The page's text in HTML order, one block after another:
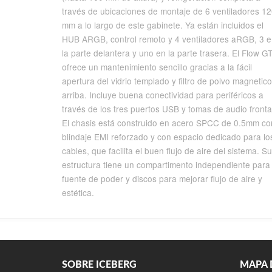
través de ubicaciones de montaje de 6 ventiladores
mm a lo largo de este gabinete. Ya están incluidos el
HUB ARGB, control remoto y 4 ventiladores aRGB, 3
la parte delantera y uno en la parte trasera. El Flow GT
ofrece un mantenimiento sencillo gracias a la fácil
apertura del vidrio templado y filtro de polvo magnetico
arriba. Incluye buena conectividad para periféricos a
través de los tres puertos USB y tomas de audio
El chasis está construido en acero SPCC de 0.5mm
blindaje EMI reforzado y con espacio dedicado para
cables, que facilita el buen flujo de aire del sistema. Su
estructura tiene un compartimento independiente para
fuente de poder y discos para mejorar flujo de aire y
estética.
SOBRE ICEBERG MAPA